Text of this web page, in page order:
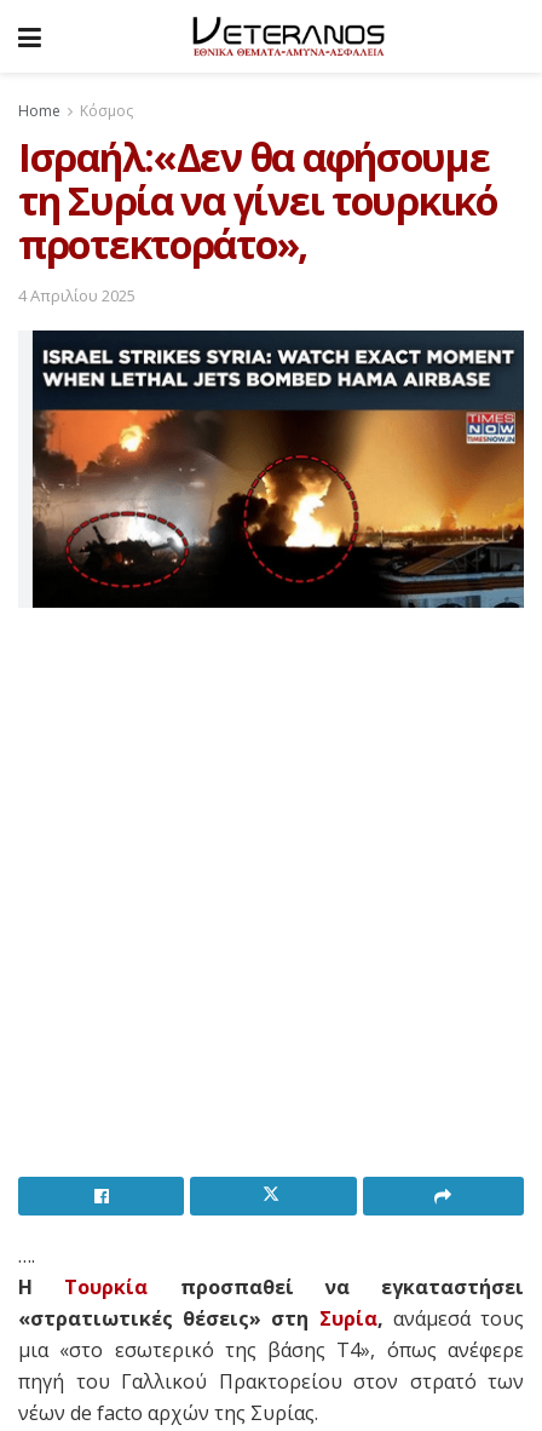
Home Κόσμος
Ισραήλ:«Δεν θα αφήσουμε
τη Συρία να γίνει τουρκικό
προτεκτοράτο»,
4 Απριλίου 2025
….
Η Τουρκία προσπαθεί να εγκαταστήσει
«στρατιωτικές θέσεις» στη Συρία, ανάμεσά τους
μια «στο εσωτερικό της βάσης T4», όπως ανέφερε
πηγή του Γαλλικού Πρακτορείου στον στρατό των
νέων de facto αρχών της Συρίας.